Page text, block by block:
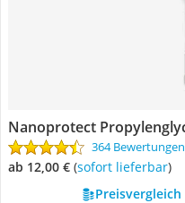
Nanoprotect
364 Bewertungen
ab 12,00 € ( Sofort lieferbar)